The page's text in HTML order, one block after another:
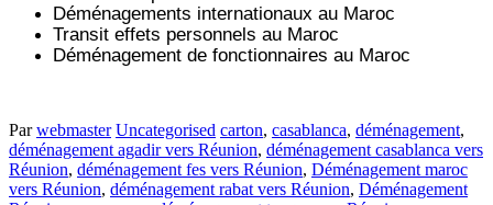
Déménagements internationaux au Maroc
Transit effets personnels au Maroc
Déménagement de fonctionnaires au Maroc
Parwebmaster Uncategorised carton, casablanca, déménagement,
déménagement agadir vers Réunion, déménagement casablanca vers
Réunion, déménagement fes vers Réunion, Déménagement maroc
vers Réunion, déménagement rabat vers Réunion, Déménagement